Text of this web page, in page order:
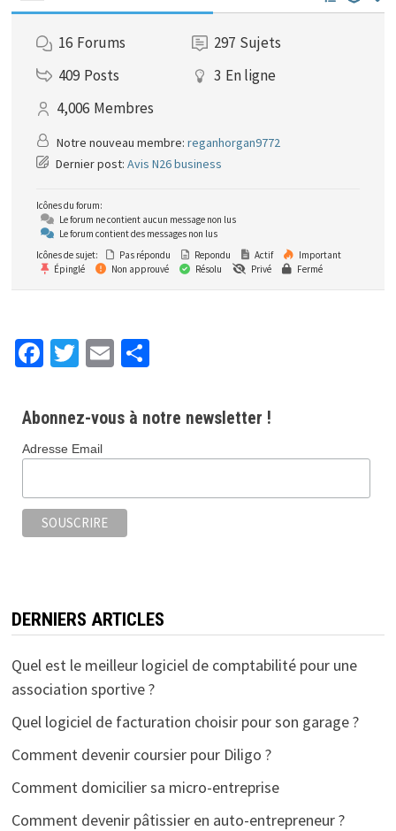
16 Forums 297 Sujets
409 Posts 3 En ligne
4,006 Membres
Notre nouveau membre: reganhorgan9772
Dernier post: Avis N26 business
Icônes du forum:
Le forum ne contient aucun message non lus
Le forum contient des messages non lus
Icônes de sujet:
Pas répondu Repondu Actif
Important
Épinglé
Non approuvé Résolu Privé Fermé
Fa
b
o
o
k
T
tt
er
E
ai
P
ta
r
Abonnez-vous à notre newsletter !
Adresse Email
DERNIERS ARTICLES
Quel est le meilleur logiciel de comptabilité pour une
association sportive ?
Quel logiciel de facturation choisir pour son garage ?
Comment devenir coursier pour Diligo ?
Comment domicilier sa micro-entreprise
Comment devenir pâtissier en auto-entrepreneur ?